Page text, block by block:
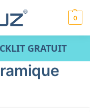
0
GRATUIT